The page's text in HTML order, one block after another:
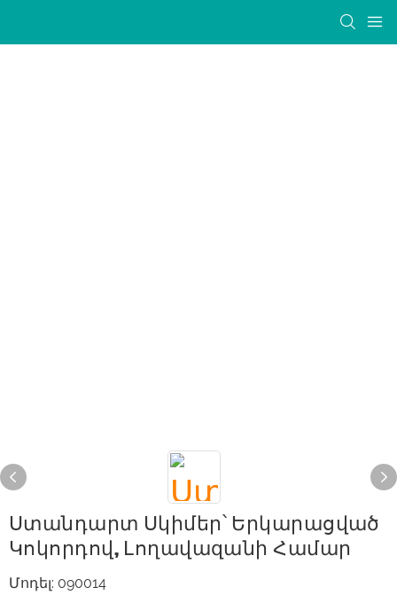
Ստանդարտ Սկիմեր՝ Երկարացված
Կոկորդով, Լողավազանի Համար
Մոդել: 090014